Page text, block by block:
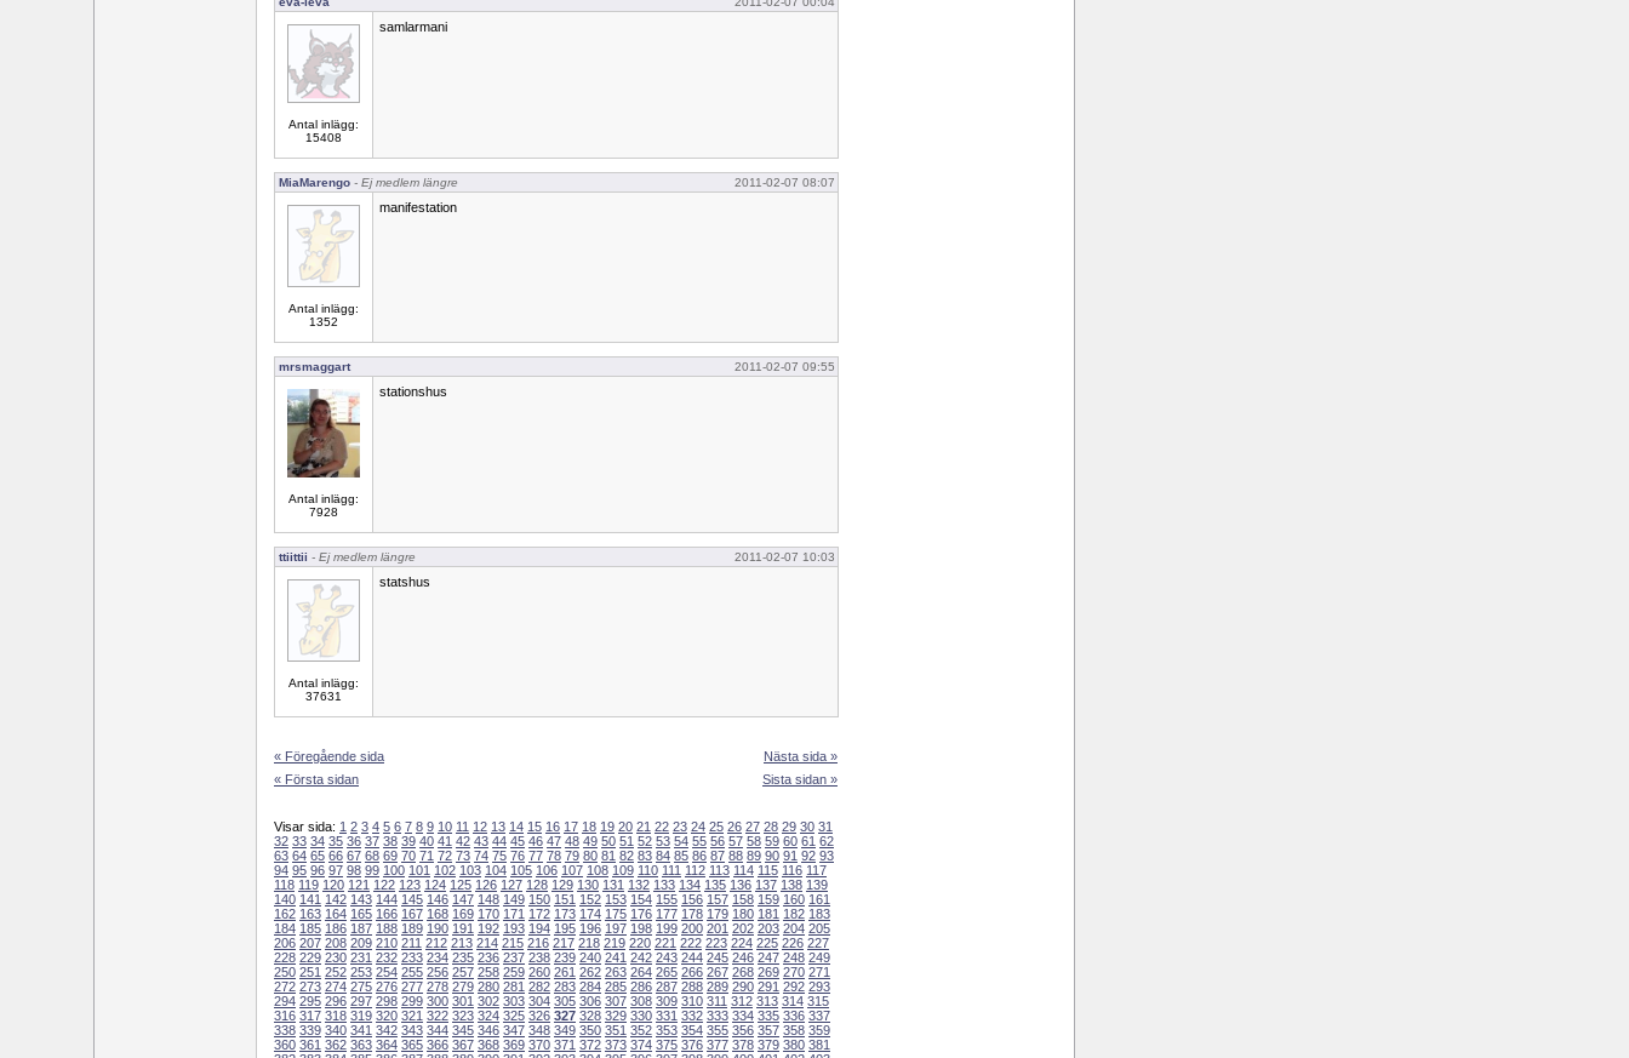
Antal inlägg:
15408
samlarmani
MiaMarengo - Ej medlem längre 2011-02-07 08:07
Antal inlägg:
1352
manifestation
mrsmaggart 2011-02-07 09:55
Antal inlägg:
7928
stationshus
ttiittii - Ej medlem längre 2011-02-07 10:03
Antal inlägg:
37631
statshus
« Föregående sida
« Första sidan
Nästa sida »
Sista sidan »
Visar sida: 1 2 3 4 5 6 7 8 9 10 11 12 13 14 15 16 17 18 19 20 21 22 23 24 25 26 27 28 29 30 31
32 33 34 35 36 37 38 39 40 41 42 43 44 45 46 47 48 49 50 51 52 53 54 55 56 57 58 59 60 61 62
63 64 65 66 67 68 69 70 71 72 73 74 75 76 77 78 79 80 81 82 83 84 85 86 87 88 89 90 91 92 93
94 95 96 97 98 99 100 101 102 103 104 105 106 107 108 109 110 111 112 113 114 115 116 117
118 119 120 121 122 123 124 125 126 127 128 129 130 131 132 133 134 135 136 137 138 139
140 141 142 143 144 145 146 147 148 149 150 151 152 153 154 155 156 157 158 159 160 161
162 163 164 165 166 167 168 169 170 171 172 173 174 175 176 177 178 179 180 181 182 183
184 185 186 187 188 189 190 191 192 193 194 195 196 197 198 199 200 201 202 203 204 205
206 207 208 209 210 211 212 213 214 215 216 217 218 219 220 221 222 223 224 225 226 227
228 229 230 231 232 233 234 235 236 237 238 239 240 241 242 243 244 245 246 247 248 249
250 251 252 253 254 255 256 257 258 259 260 261 262 263 264 265 266 267 268 269 270 271
272 273 274 275 276 277 278 279 280 281 282 283 284 285 286 287 288 289 290 291 292 293
294 295 296 297 298 299 300 301 302 303 304 305 306 307 308 309 310 311 312 313 314 315
316 317 318 319 320 321 322 323 324 325 326 327 328 329 330 331 332 333 334 335 336 337
338 339 340 341 342 343 344 345 346 347 348 349 350 351 352 353 354 355 356 357 358 359
360 361 362 363 364 365 366 367 368 369 370 371 372 373 374 375 376 377 378 379 380 381